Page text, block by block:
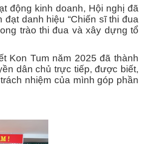
kinh doanh, Hội nghị đã
đạt danh hiệu “Chiến sĩ thi đua
trào thi đua và xây dựng tổ
Tum năm 2025 đã thành
dân chủ trực tiếp, được biết,
nhiệm của mình góp phần